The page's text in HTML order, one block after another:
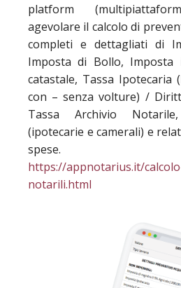
platform
agevolare il calcolo di
completi e dettagliati di
Imposta di Bollo, Imposta
catastale, Tassa Ipotecaria
con – senza volture) /
Tassa Archivio
(ipotecarie e camerali) e
spese.
https://appnotarius.it/
notarili.html